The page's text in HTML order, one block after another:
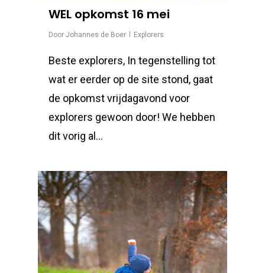
WEL opkomst 16 mei
Door Johannes de Boer Explorers
Beste explorers, In tegenstelling tot
wat er eerder op de site stond, gaat
de opkomst vrijdagavond voor
explorers gewoon door! We hebben
dit vorig al…